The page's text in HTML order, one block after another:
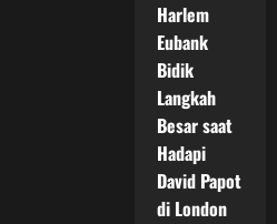
Harlem
Eubank
Bidik
Langkah
Besar saat
Hadapi
David Papot
di London